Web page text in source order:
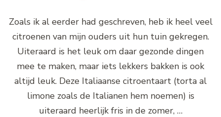
Zoals ik al eerder had geschreven, heb ik heel veel
citroenen van mijn ouders uit hun tuin gekregen.
Uiteraard is het leuk om daar gezonde dingen
mee te maken, maar iets lekkers bakken is ook
altijd leuk. Deze Italiaanse citroentaart (torta al
limone zoals de Italianen hem noemen) is
uiteraard heerlijk fris in de zomer, …